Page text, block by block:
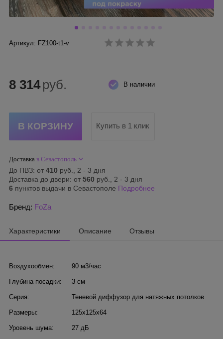
Артикул: FZ100-t1-v
В наличии
8 314 руб.
Купить в 1 клик
Доставка в Севастополь
До ПВЗ: от 410 руб., 2 - 3 дня
Доставка до двери: от 560 руб., 2 - 3 дня
6 пунктов выдачи в Севастополе Подробнее
Бренд: FoZa
Характеристики Описание Отзывы
Воздухообмен: 90 м3/час
Глубина посадки: 3 см
Серия: Теневой диффузор для натяжных потолков
Размеры: 125х125х64
Уровень шума: 27 дБ